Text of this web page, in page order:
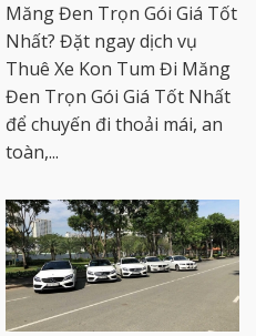
Măng Đen Trọn Gói Giá Tốt
Nhất? Đặt ngay dịch vụ
Thuê Xe Kon Tum Đi Măng
Đen Trọn Gói Giá Tốt Nhất
để chuyến đi thoải mái, an
toàn,...